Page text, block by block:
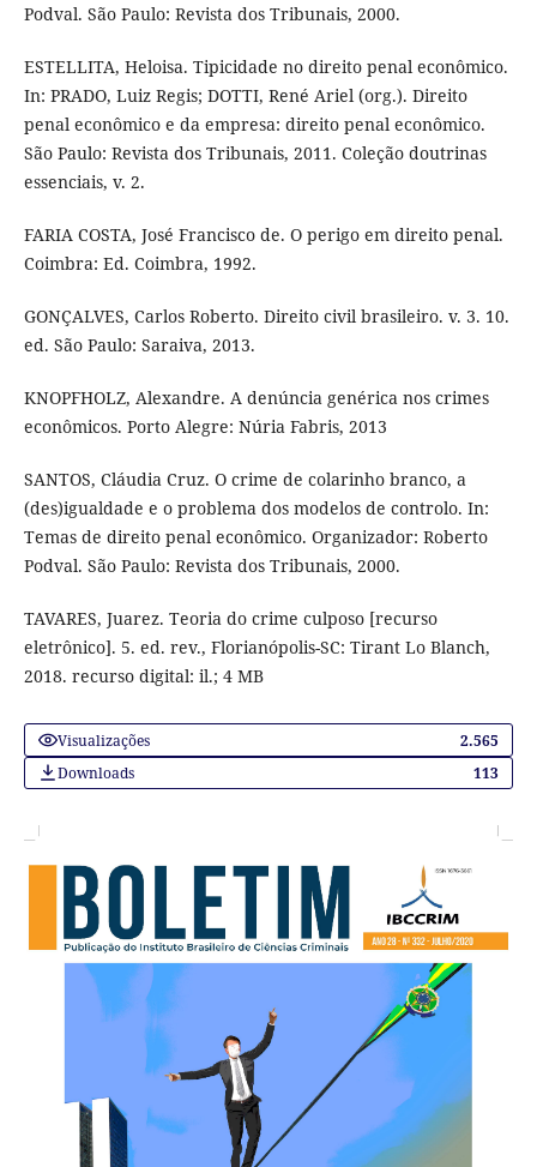
Podval. São Paulo: Revista dos Tribunais, 2000.
ESTELLITA, Heloisa. Tipicidade no direito penal econômico.
In: PRADO, Luiz Regis; DOTTI, René Ariel (org.). Direito
penal econômico e da empresa: direito penal econômico.
São Paulo: Revista dos Tribunais, 2011. Coleção doutrinas
essenciais, v. 2.
FARIA COSTA, José Francisco de. O perigo em direito penal.
Coimbra: Ed. Coimbra, 1992.
GONÇALVES, Carlos Roberto. Direito civil brasileiro. v. 3. 10.
ed. São Paulo: Saraiva, 2013.
KNOPFHOLZ, Alexandre. A denúncia genérica nos crimes
econômicos. Porto Alegre: Núria Fabris, 2013
SANTOS, Cláudia Cruz. O crime de colarinho branco, a
(des)igualdade e o problema dos modelos de controlo. In:
Temas de direito penal econômico. Organizador: Roberto
Podval. São Paulo: Revista dos Tribunais, 2000.
TAVARES, Juarez. Teoria do crime culposo [recurso
eletrônico]. 5. ed. rev., Florianópolis-SC: Tirant Lo Blanch,
2018. recurso digital: il.; 4 MB
Visualizações
2.565
Downloads
113